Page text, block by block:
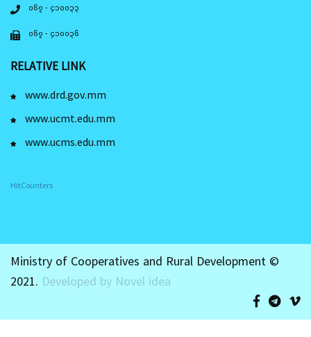
၀၆၇ - ၄၁၀၀၃၃
၀၆၇ - ၄၁၀၀၃၆
RELATIVE LINK
www.drd.gov.mm
www.ucmt.edu.mm
www.ucms.edu.mm
HitCounters
Ministry of Cooperatives and Rural Development ©
2021. Developed by Novel idea